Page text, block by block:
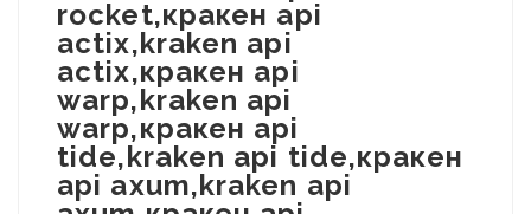
rocket,кракен api
actix,kraken api
actix,кракен api
warp,kraken api
warp,кракен api
tide,kraken api tide,кракен
api axum,kraken api